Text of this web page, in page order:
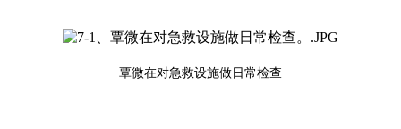
覃微在对急救设施做日常检查